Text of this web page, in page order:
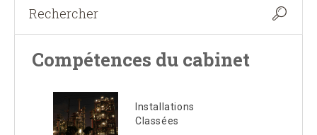
Compétences du cabinet
Installations
Classées